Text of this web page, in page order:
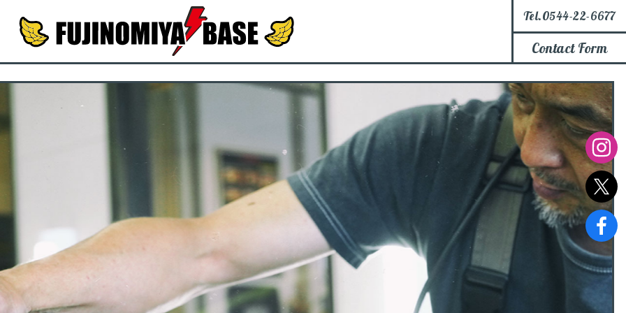
Tel.0544-22-6677
Contact Form